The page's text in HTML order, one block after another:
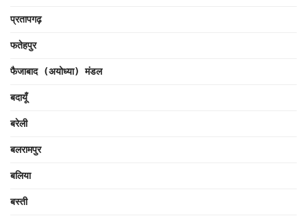
प्रतापगढ़
फतेहपुर
फैजाबाद (अयोध्या) मंडल
बदायूँ
बरेली
बलरामपुर
बलिया
बस्ती